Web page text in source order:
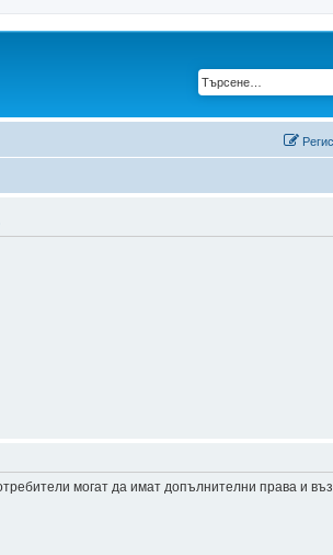
могат да имат допълнителни права и